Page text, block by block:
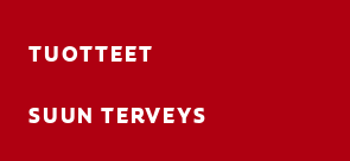
TUOTTEET
SUUN TERVEYS